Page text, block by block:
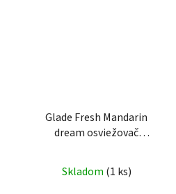
Glade Fresh Mandarin
dream osviežovač
Skladom (1 ks)